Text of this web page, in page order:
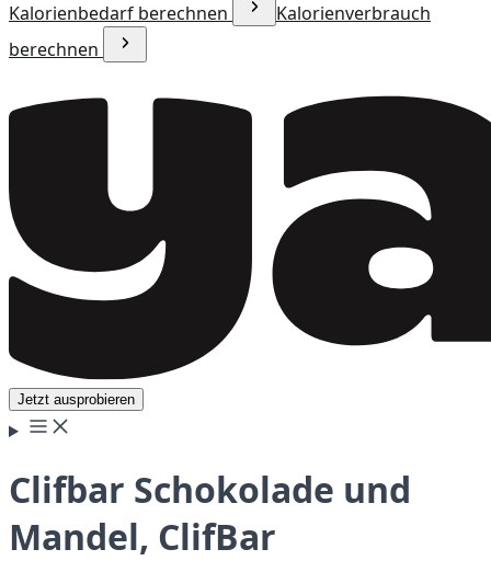
Kalorienbedarf berechnen
Kalorienverbrauch
berechnen
Jetzt ausprobieren
Clifbar Schokolade und
Mandel, ClifBar